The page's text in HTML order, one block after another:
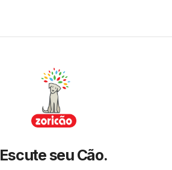
Escute seu Cão.